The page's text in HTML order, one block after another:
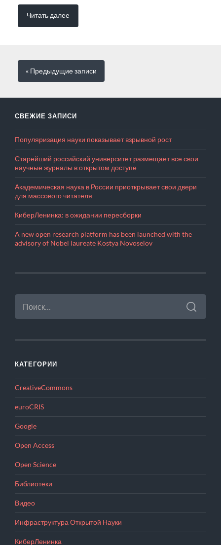
Читать далее
« Предыдущиезаписи
СВЕЖИЕ ЗАПИСИ
Популяризация науки показывает взрывной рост
Старейший российский университет размещает все свои
научные журналы в открытом доступе
Академическая наука в России приоткрывает свои двери
для массового читателя
КиберЛенинка: в ожидании пересборки
A new open research platform has been launched with the
advisory of Nobel laureate Kostya Novoselov
НАЙТИ:
КАТЕГОРИИ
CreativeCommons
euroCRIS
Google
Open Access
Open Science
Библиотеки
Видео
Инфраструктура Открытой Науки
КиберЛенинка